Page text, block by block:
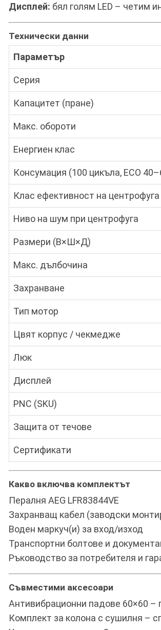
Дисплей: бял голям LED – четим
Технически данни
Параметър
Серия
Капацитет (пране)
Макс. обороти
Енергиен клас
Консумация (100 цикъла, ECO
Клас ефективност на центрофуга
Ниво на шум при центрофуга
Размери (В×Ш×Д)
Макс. дълбочина
Захранване
Тип мотор
Цвят корпус / чекмедже
Люк
Дисплей
PNC (SKU)
Защита от течове
Сертификати
Какво включва комплектът
Пералня AEG LFR83844VE
Захранващ кабел (заводски
Воден маркуч(и) за вход/изход
Транспортни болтове и
Ръководство за потребителя и
Съвместими аксесоари
Антивибрационни падове 60×60 –
Комплект за колона с сушилня –